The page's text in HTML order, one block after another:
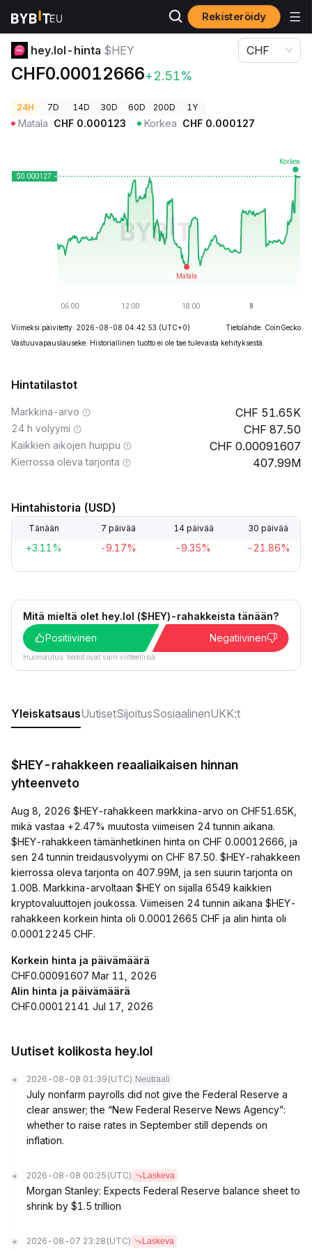
Rekisteröidy
Kryptohinnat
hey.lol-hinta $HEY
CHF0.00012666+2.51%
CHF
24H 7D 14D 30D 60D 200D 1Y
Matala CHF 0.000123 Korkea CHF 0.000127
Viimeksi päivitetty: 2026-08-08 04:42:53 (UTC+0)
Tietolähde: CoinGecko
Vastuuvapauslauseke: Historiallinen tuotto ei ole tae tulevasta kehityksestä.
Hintatilastot
Markkina-arvo 51.65K
24 h volyymi 87.50
Kaikkien aikojen huippu 0.00091607
Kierrossa oleva tarjonta 407.99M
Hintahistoria (USD)
Tänään 7 päivää 14 päivää 30 päivää
+3.11% -9.17% -9.35% -21.86%
Mitä mieltä olet hey.lol ($HEY)-rahakkeista tänään?
Positiivinen
Negatiivinen
Huomautus: tiedot ovat vain viitteellisiä.
YleiskatsausUutisetSijoitusSosiaalinenUKK:t
$HEY-rahakkeen reaaliaikaisen hinnan
yhteenveto
Aug 8, 2026 $HEY-rahakkeen markkina-arvo on CHF51.65K,
mikä vastaa +2.47% muutosta viimeisen 24 tunnin aikana.
$HEY-rahakkeen tämänhetkinen hinta on CHF 0.00012666, ja
sen 24 tunnin treidausvolyymi on CHF 87.50. $HEY-rahakkeen
kierrossa oleva tarjonta on 407.99M, ja sen suurin tarjonta on
1.00B. Markkina-arvoltaan $HEY on sijalla 6549 kaikkien
kryptovaluuttojen joukossa. Viimeisen 24 tunnin aikana $HEY-
rahakkeen korkein hinta oli 0.00012665 CHF ja alin hinta oli
0.00012245 CHF.
Korkein hinta ja päivämäärä
CHF0.00091607 Mar 11, 2026
Alin hinta ja päivämäärä
CHF0.00012141 Jul 17, 2026
Uutiset kolikosta hey.lol
2026-08-08 01:39 (UTC) Neutraali
July nonfarm payrolls did not give the Federal Reserve a
clear answer; the “New Federal Reserve News Agency”:
whether to raise rates in September still depends on
inflation.
2026-08-08 00:25 (UTC) Laskeva
Morgan Stanley: Expects Federal Reserve balance sheet to
shrink by $1.5 trillion
2026-08-07 23:28 (UTC) Laskeva